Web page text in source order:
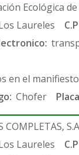
Ecológica de
Laureles
en el
Chofer
COMPLETAS,
Laureles